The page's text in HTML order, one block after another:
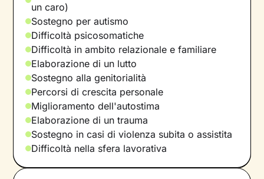
un caro)
Sostegno per autismo
Difficoltà psicosomatiche
Difficoltà in ambito relazionale e familiare
Elaborazione di un lutto
Sostegno alla genitorialità
Percorsi di crescita personale
Miglioramento dell'autostima
Elaborazione di un trauma
Sostegno in casi di violenza subita o assistita
Difficoltà nella sfera lavorativa